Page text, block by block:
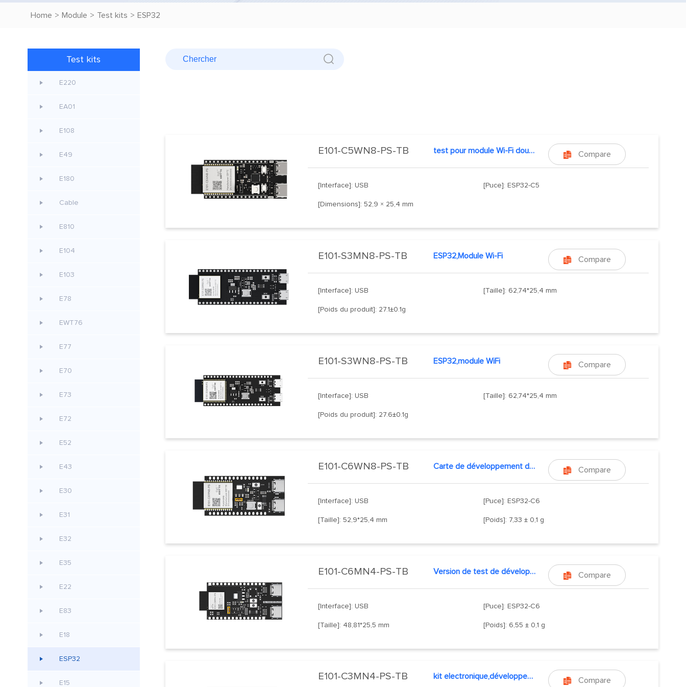
Home > Module > Test kits > ESP32
Test kits
E220
EA01
E108
E49
E180
Cable
E810
E104
E103
E78
EWT76
E77
E70
E73
E72
E52
E43
E30
E31
E32
E35
E22
E83
E18
ESP32
E15
 Compare
E101-C5WN8-PS-TB test pour module Wi-Fi double bande
[Interface]: USB [Puce]: ESP32-C5
[Dimensions]: 52,9 × 25,4 mm
 Compare
E101-S3MN8-PS-TB ESP32,Module Wi-Fi
[Interface]: USB [Taille]: 62,74*25,4 mm
[Poids du produit]: 27.1±0.1g
 Compare
E101-S3WN8-PS-TB ESP32,module WiFi
[Interface]: USB [Taille]: 62,74*25,4 mm
[Poids du produit]: 27.6±0.1g
 Compare
E101-C6WN8-PS-TB Carte de développement de module WiFi double cœur
[Interface]: USB [Puce]: ESP32-C6
[Taille]: 52,9*25,4 mm [Poids]: 7,33 ± 0,1 g
 Compare
E101-C6MN4-PS-TB Version de test de développement du module WiFi bimode
[Interface]: USB [Puce]: ESP32-C6
[Taille]: 48,81*25,5 mm [Poids]: 6,55 ± 0,1 g
 Compare
E101-C3MN4-PS-TB kit electronique,développement esp32